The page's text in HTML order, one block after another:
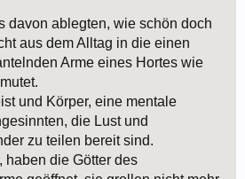
davon ablegten, wie schön doch
aus dem Alltag in die einen
Arme eines Hortes wie
und Körper, eine mentale
die Lust und
zu teilen bereit sind.
haben die Götter des